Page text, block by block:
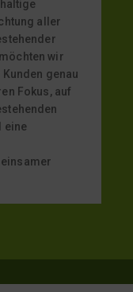
aller
wir
genau
Fokus, auf
eine